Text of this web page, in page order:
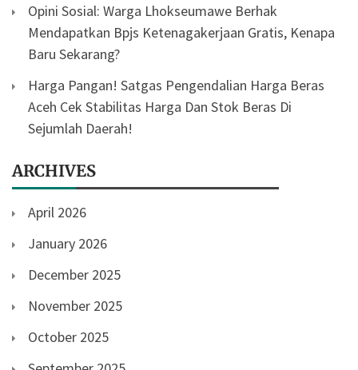
Opini Sosial: Warga Lhokseumawe Berhak
Mendapatkan Bpjs Ketenagakerjaan Gratis, Kenapa
Baru Sekarang?
Harga Pangan! Satgas Pengendalian Harga Beras
Aceh Cek Stabilitas Harga Dan Stok Beras Di
Sejumlah Daerah!
ARCHIVES
April 2026
January 2026
December 2025
November 2025
October 2025